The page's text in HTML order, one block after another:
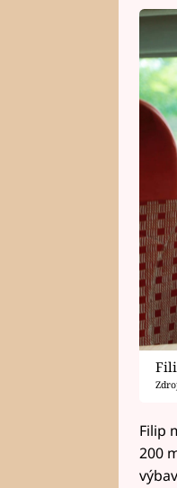
Filip
200